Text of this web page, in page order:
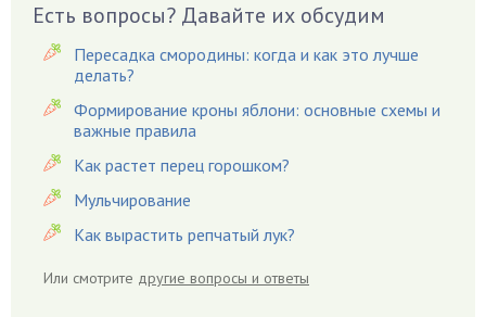
Вишня
Вредители
Гардения
Гацания
Гвоздики
Георгины
Герань
Гиацинт
Гиппеаструм
Есть вопросы? Давайте их обсудим
Пересадка смородины: когда и как это лучше
делать?
Формирование кроны яблони: основные схемы и
важные правила
Как растет перец горошком?
Мульчирование
Как вырастить репчатый лук?
Или смотрите другие вопросы и ответы